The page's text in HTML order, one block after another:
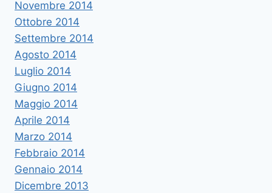
Novembre 2014
Ottobre 2014
Settembre 2014
Agosto 2014
Luglio 2014
Giugno 2014
Maggio 2014
Aprile 2014
Marzo 2014
Febbraio 2014
Gennaio 2014
Dicembre 2013